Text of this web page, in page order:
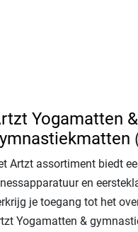
Yogamatten &
Artzt assortiment biedt
en
je toegang tot het
Yogamatten &